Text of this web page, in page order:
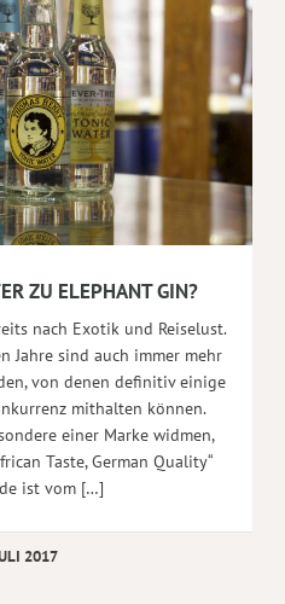
ZU ELEPHANT GIN?
nach Exotik und Reiselust.
Jahre sind auch immer mehr
von denen definitiv einige
mithalten können.
einer Marke widmen,
Taste, German Quality“
ist vom […]
2017